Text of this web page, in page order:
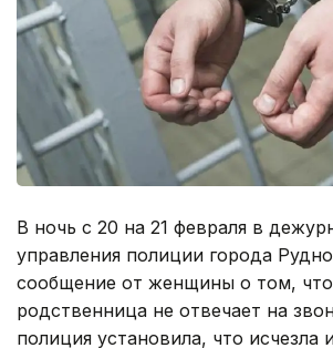
В ночь с 20 на 21 февраля в
управления полиции города
сообщение от женщины о том, что
родственница не отвечает на
полиция установила, что исчезла